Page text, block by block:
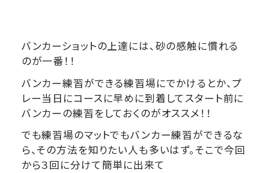
バンカーショットの上達には、砂の感触に慣れる
のが一番！！
バンカー練習ができる練習場にでかけるとか、プ
レー当日にコースに早めに到着してスタート前に
バンカーの練習をしておくのがオススメ！！
でも練習場のマットでもバンカー練習ができるな
ら、その方法を知りたい人も多いはず。そこで今回
から３回に分けて簡単に出来て